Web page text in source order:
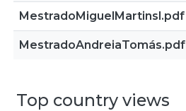
MestradoMiguelMartinsl.pdf
MestradoAndreiaTomás.pdf
Top country views